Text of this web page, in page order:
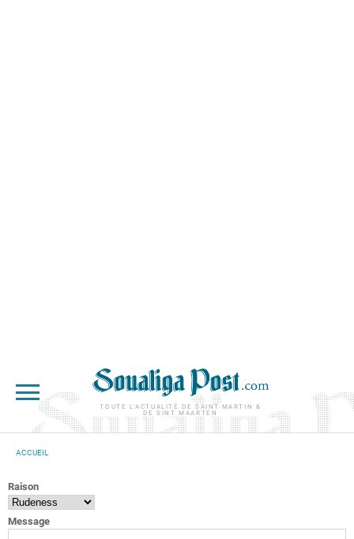
TOUTE L'ACTUALITÉ DE SAINT-MARTIN &
DE SINT MAARTEN
ACCUEIL
Raison
Message